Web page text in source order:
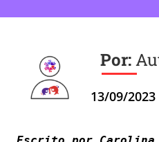
13/09/2023